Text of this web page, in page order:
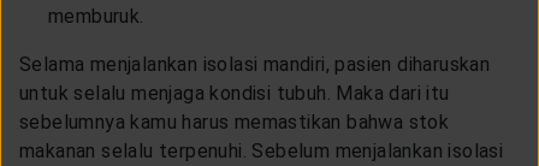
memburuk.
Selama menjalankan isolasi mandiri, pasien diharuskan
untuk selalu menjaga kondisi tubuh. Maka dari itu
sebelumnya kamu harus memastikan bahwa stok
makanan selalu terpenuhi. Sebelum menjalankan isolasi